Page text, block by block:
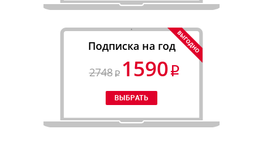
Подписка на год
2748
1590